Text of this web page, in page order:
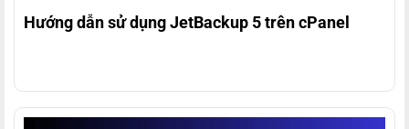
Hướng dẫn sử dụng JetBackup 5 trên cPanel